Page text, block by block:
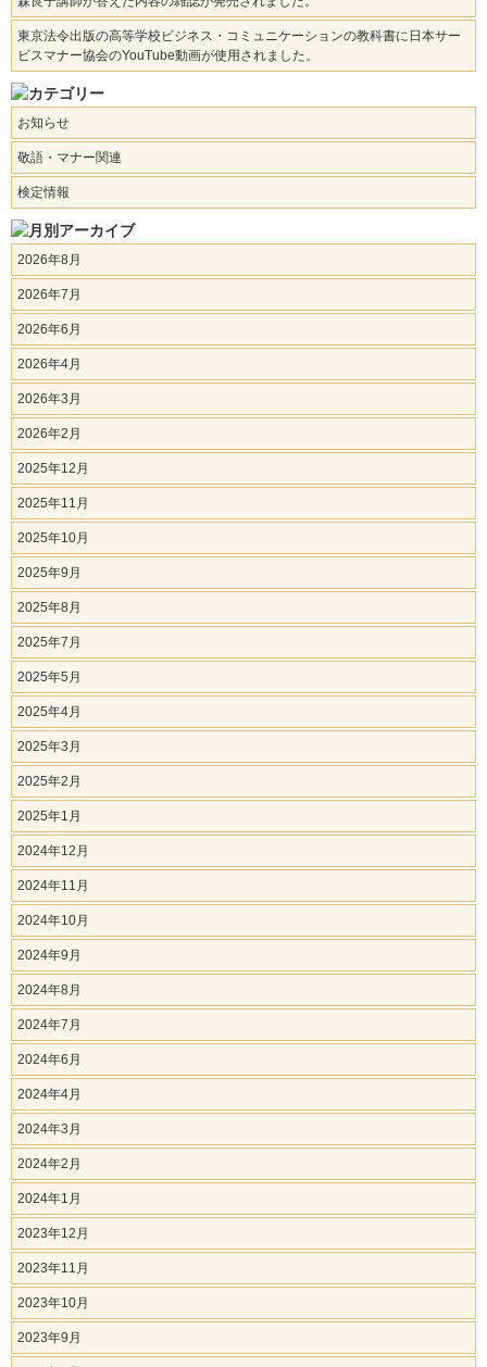
東京法令出版の高等学校ビジネス・コミュニケーションの教科書に日本サー
ビスマナー協会のYouTube動画が使用されました。
お知らせ
敬語・マナー関連
検定情報
2026年8月
2026年7月
2026年6月
2026年4月
2026年3月
2026年2月
2025年12月
2025年11月
2025年10月
2025年9月
2025年8月
2025年7月
2025年5月
2025年4月
2025年3月
2025年2月
2025年1月
2024年12月
2024年11月
2024年10月
2024年9月
2024年8月
2024年7月
2024年6月
2024年4月
2024年3月
2024年2月
2024年1月
2023年12月
2023年11月
2023年10月
2023年9月